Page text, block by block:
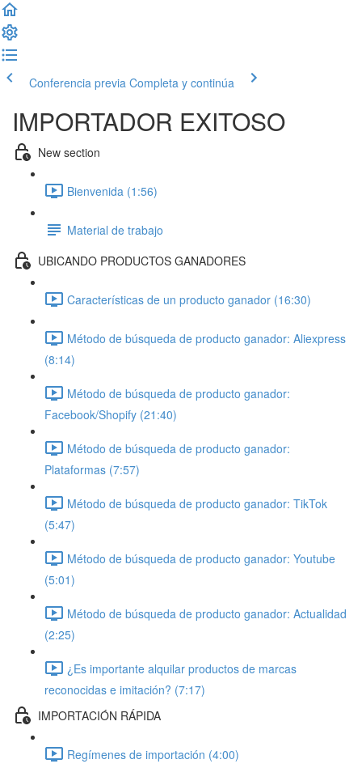
Conferencia previa Completa y continúa
IMPORTADOR EXITOSO
New section
Bienvenida (1:56)
Material de trabajo
UBICANDO PRODUCTOS GANADORES
Características de un producto ganador (16:30)
Método de búsqueda de producto ganador: Aliexpress
(8:14)
Método de búsqueda de producto ganador:
Facebook/Shopify (21:40)
Método de búsqueda de producto ganador:
Plataformas (7:57)
Método de búsqueda de producto ganador: TikTok
(5:47)
Método de búsqueda de producto ganador: Youtube
(5:01)
Método de búsqueda de producto ganador: Actualidad
(2:25)
¿Es importante alquilar productos de marcas
reconocidas e imitación? (7:17)
IMPORTACIÓN RÁPIDA
Regímenes de importación (4:00)